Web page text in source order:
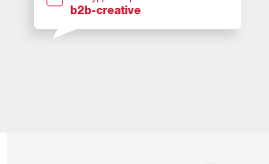
b2b-creative